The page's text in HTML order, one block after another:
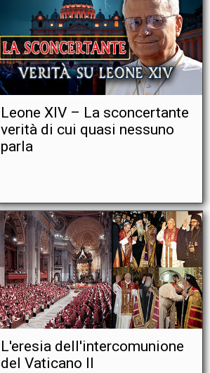
Leone XIV – La sconcertante
verità di cui quasi nessuno
parla
L'eresia dell'intercomunione
del Vaticano II